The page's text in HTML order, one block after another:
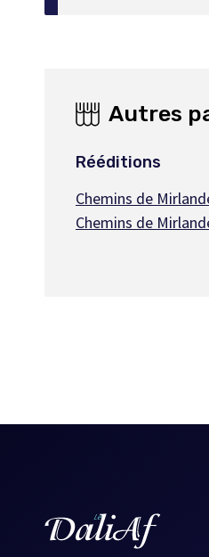
Autres
Rééditions
Chemins de
Chemins de